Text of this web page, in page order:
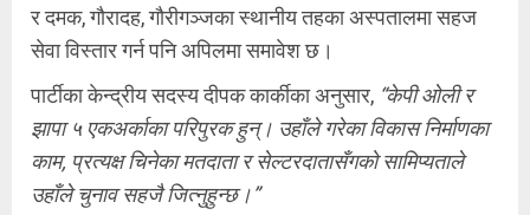
र दमक, गौरादह, गौरीगञ्जका स्थानीय तहका अस्पतालमा सहज
सेवा विस्तार गर्न पनि अपिलमा समावेश छ।
पार्टीका केन्द्रीय सदस्य दीपक कार्कीका अनुसार, “केपी ओली र
झापा ५ एकअर्काका परिपुरक हुन्। उहाँले गरेका विकास निर्माणका
काम, प्रत्यक्ष चिनेका मतदाता र सेल्टरदातासँगको सामिप्यताले
उहाँले चुनाव सहजै जित्नुहुन्छ।”